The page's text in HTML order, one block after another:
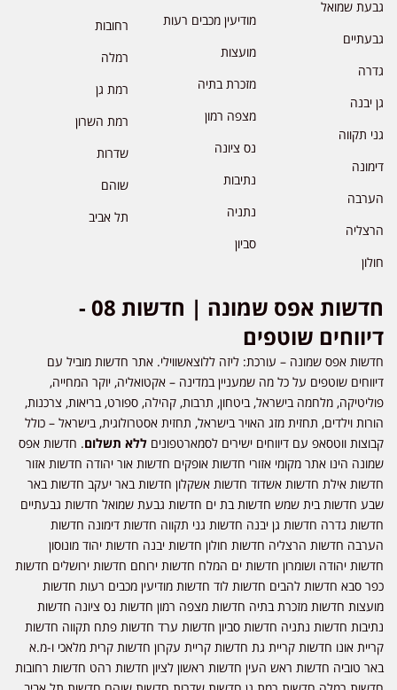
גבעת שמואל
גבעתיים
גדרה
גן יבנה
גני תקווה
דימונה
הערבה
הרצליה
חולון
מודיעין מכבים רעות
מועצות
מזכרת בתיה
מצפה רמון
נס ציונה
נתיבות
נתניה
סביון
רחובות
רמלה
רמת גן
רמת השרון
שדרות
שוהם
תל אביב
חדשות אפס שמונה | חדשות 08 -
דיווחים שוטפים
חדשות אפס שמונה – עורכת: ליזה ללוצאשווילי. אתר חדשות מוביל עם
דיווחים שוטפים על כל מה שמעניין במדינה – אקטואליה, יוקר המחייה,
פוליטיקה, מלחמה בישראל, ביטחון, תרבות, קהילה, ספורט, בריאות, צרכנות,
הורות וילדים, תחזית מזג האויר בישראל, תחזית אסטרולוגית, בישראל – כולל
קבוצות ווטסאפ עם דיווחים ישירים לסמארטפונים ללא תשלום. חדשות אפס
שמונה הינו אתר מקומי אזורי חדשות אופקים חדשות אור יהודה חדשות אזור
חדשות אילת חדשות אשדוד חדשות אשקלון חדשות באר יעקב חדשות באר
שבע חדשות בית שמש חדשות בת ים חדשות גבעת שמואל חדשות גבעתיים
חדשות גדרה חדשות גן יבנה חדשות גני תקווה חדשות דימונה חדשות
הערבה חדשות הרצליה חדשות חולון חדשות יבנה חדשות יהוד מונוסון
חדשות יהודה ושומרון חדשות ים המלח חדשות ירוחם חדשות ירושלים חדשות
כפר סבא חדשות להבים חדשות לוד חדשות מודיעין מכבים רעות חדשות
מועצות חדשות מזכרת בתיה חדשות מצפה רמון חדשות נס ציונה חדשות
נתיבות חדשות נתניה חדשות סביון חדשות ערד חדשות פתח תקווה חדשות
קריית אונו חדשות קריית גת חדשות קריית עקרון חדשות קרית מלאכי ו-מ.א
באר טוביה חדשות ראש העין חדשות ראשון לציון חדשות רהט חדשות רחובות